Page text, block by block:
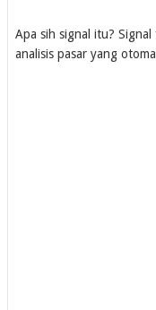
Apa sih signal itu?
analisis pasar yang